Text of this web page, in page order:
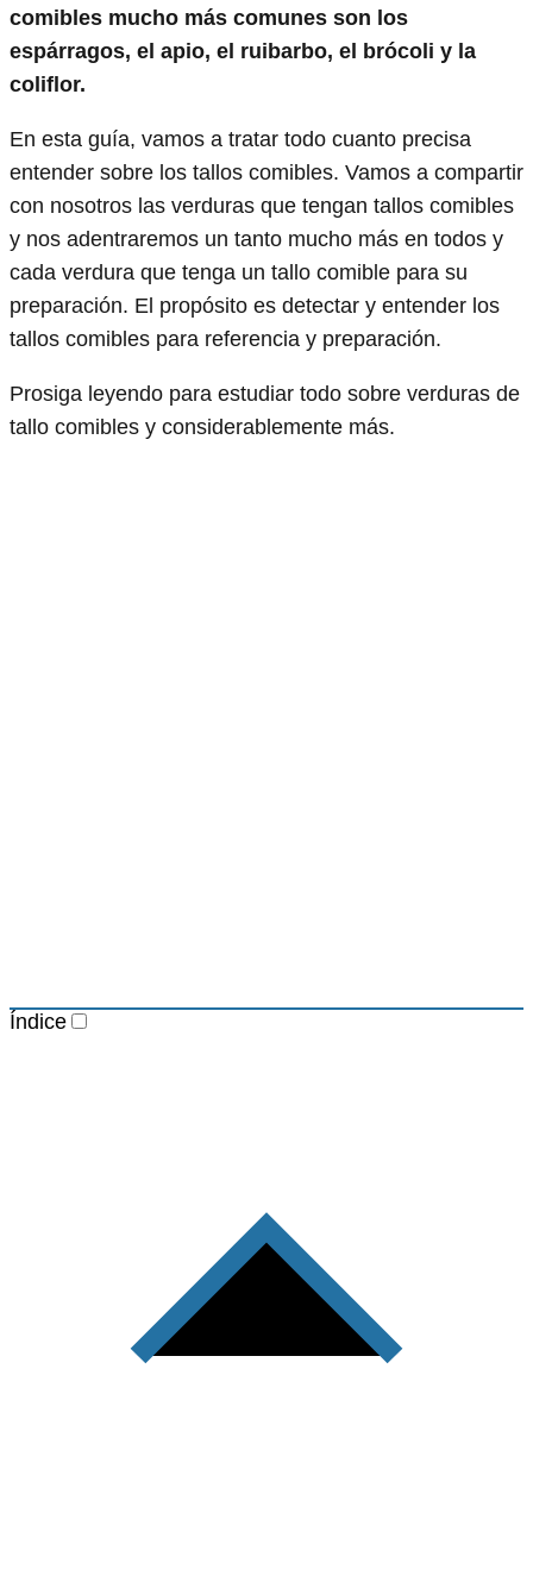
comibles mucho más comunes son los
espárragos, el apio, el ruibarbo, el brócoli y la
coliflor.
En esta guía, vamos a tratar todo cuanto precisa
entender sobre los tallos comibles. Vamos a compartir
con nosotros las verduras que tengan tallos comibles
y nos adentraremos un tanto mucho más en todos y
cada verdura que tenga un tallo comible para su
preparación. El propósito es detectar y entender los
tallos comibles para referencia y preparación.
Prosiga leyendo para estudiar todo sobre verduras de
tallo comibles y considerablemente más.
Índice